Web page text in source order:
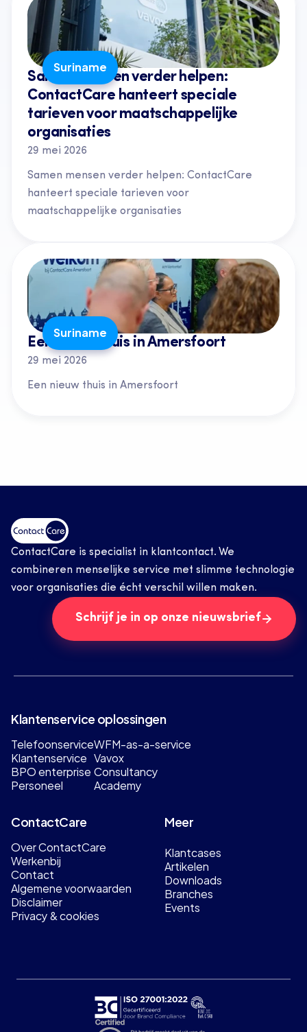
Suriname
Samen mensen verder helpen:
ContactCare hanteert speciale
tarieven voor maatschappelijke
organisaties
29 mei 2026
Samen mensen verder helpen: ContactCare
hanteert speciale tarieven voor
maatschappelijke organisaties
Suriname
Een nieuw thuis in Amersfoort
29 mei 2026
Een nieuw thuis in Amersfoort
ContactCare is specialist in klantcontact. We
combineren menselijke service met slimme technologie
voor organisaties die écht verschil willen maken.
Schrijf je in op onze nieuwsbrief
Klantenservice oplossingen
Telefoonservice
Klantenservice
BPO enterprise
Personeel
WFM-as-a-service
Vavox
Consultancy
Academy
Meer
Klantcases
Artikelen
Downloads
Branches
Events
ContactCare
Over ContactCare
Werkenbij
Contact
Algemene voorwaarden
Disclaimer
Privacy & cookies